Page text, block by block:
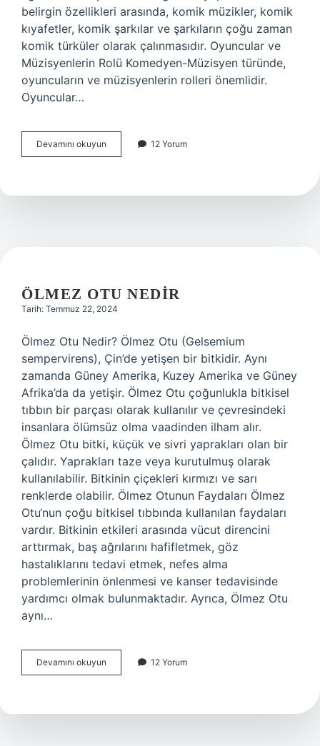
belirgin özellikleri arasında, komik müzikler, komik
kıyafetler, komik şarkılar ve şarkıların çoğu zaman
komik türküler olarak çalınmasıdır. Oyuncular ve
Müzisyenlerin Rolü Komedyen-Müzisyen türünde,
oyuncuların ve müzisyenlerin rolleri önemlidir.
Oyuncular…
Devamını okuyun
eski
nedir
12 Yorum
ÖLMEZ OTU NEDIR
Tarih: Temmuz 22, 2024
Ölmez Otu Nedir? Ölmez Otu (Gelsemium
sempervirens), Çin’de yetişen bir bitkidir. Aynı
zamanda Güney Amerika, Kuzey Amerika ve Güney
Afrika’da da yetişir. Ölmez Otu çoğunlukla bitkisel
tıbbın bir parçası olarak kullanılır ve çevresindeki
insanlara ölümsüz olma vaadinden ilham alır.
Ölmez Otu bitki, küçük ve sivri yaprakları olan bir
çalıdır. Yaprakları taze veya kurutulmuş olarak
kullanılabilir. Bitkinin çiçekleri kırmızı ve sarı
renklerde olabilir. Ölmez Otunun Faydaları Ölmez
Otu‘nun çoğu bitkisel tıbbında kullanılan faydaları
vardır. Bitkinin etkileri arasında vücut direncini
arttırmak, baş ağrılarını hafifletmek, göz
hastalıklarını tedavi etmek, nefes alma
problemlerinin önlenmesi ve kanser tedavisinde
yardımcı olmak bulunmaktadır. Ayrıca, Ölmez Otu
aynı…
Devamını okuyun
Otu
12 Yorum